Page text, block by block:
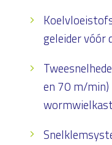
geleider vóór
en 70 m/min)